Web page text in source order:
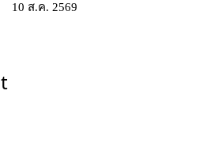
10 ส.ค. 2569